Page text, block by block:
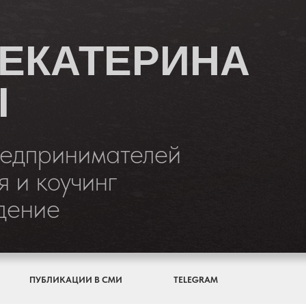
и коучинг
ПУБЛИКАЦИИ В СМИ TELEGRAM